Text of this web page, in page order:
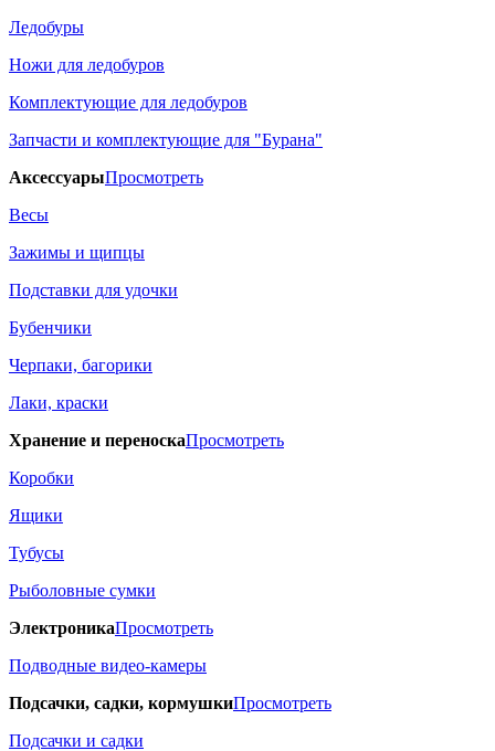
Ледобуры
Ножи для ледобуров
Комплектующие для ледобуров
Запчасти и комплектующие для "Бурана"
АксессуарыПросмотреть
Весы
Зажимы и щипцы
Подставки для удочки
Бубенчики
Черпаки, багорики
Лаки, краски
Хранение и переноскаПросмотреть
Коробки
Ящики
Тубусы
Рыболовные сумки
ЭлектроникаПросмотреть
Подводные видео-камеры
Подсачки, садки, кормушкиПросмотреть
Подсачки и садки